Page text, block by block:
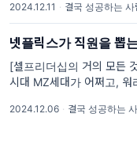
함’이 중요하다고 이야기
SNS는 1일 1포가 중요하
2024.12.11 · 결국 성공하는
넷플릭스가 직원을 뽑는
[셀프리더십의 거의 모든
시대 MZ세대가 어쩌고, 워
이 가장 많이 가져오는 코
2024.12.06 · 결국 성공하는